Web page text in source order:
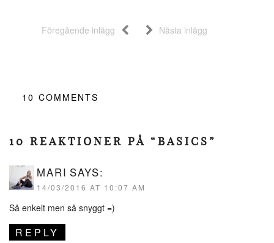
Föregående inlägg Nästa inlägg
10 COMMENTS
10 REAKTIONER PÅ “BASICS”
MARI SAYS:
14/03/2016 AT 10:07 AM
Så enkelt men så snyggt =)
REPLY